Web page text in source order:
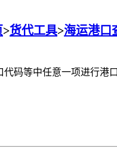
>货代工具>海运港口
码等中任意一项进行